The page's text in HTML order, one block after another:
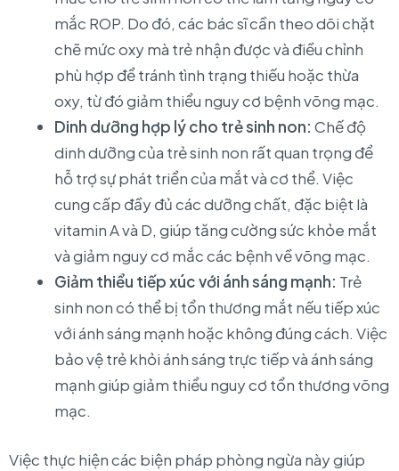
mắc ROP. Do đó, các bác sĩ cần theo dõi chặt
chẽ mức oxy mà trẻ nhận được và điều chỉnh
phù hợp để tránh tình trạng thiếu hoặc thừa
oxy, từ đó giảm thiểu nguy cơ bệnh võng mạc.
Dinh dưỡng hợp lý cho trẻ sinh non: Chế độ
dinh dưỡng của trẻ sinh non rất quan trọng để
hỗ trợ sự phát triển của mắt và cơ thể. Việc
cung cấp đầy đủ các dưỡng chất, đặc biệt là
vitamin A và D, giúp tăng cường sức khỏe mắt
và giảm nguy cơ mắc các bệnh về võng mạc.
Giảm thiểu tiếp xúc với ánh sáng mạnh: Trẻ
sinh non có thể bị tổn thương mắt nếu tiếp xúc
với ánh sáng mạnh hoặc không đúng cách. Việc
bảo vệ trẻ khỏi ánh sáng trực tiếp và ánh sáng
mạnh giúp giảm thiểu nguy cơ tổn thương võng
mạc.
Việc thực hiện các biện pháp phòng ngừa này giúp